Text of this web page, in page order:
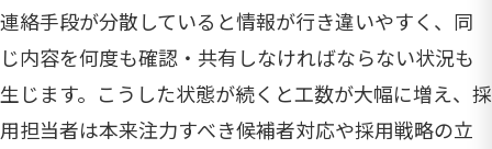
連絡手段が分散していると情報が行き違いやすく、同
じ内容を何度も確認・共有しなければならない状況も
生じます。こうした状態が続くと工数が大幅に増え、採
用担当者は本来注力すべき候補者対応や採用戦略の立